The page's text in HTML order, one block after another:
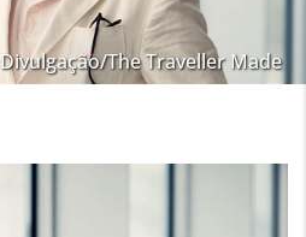
Divulgação/The Traveller Made